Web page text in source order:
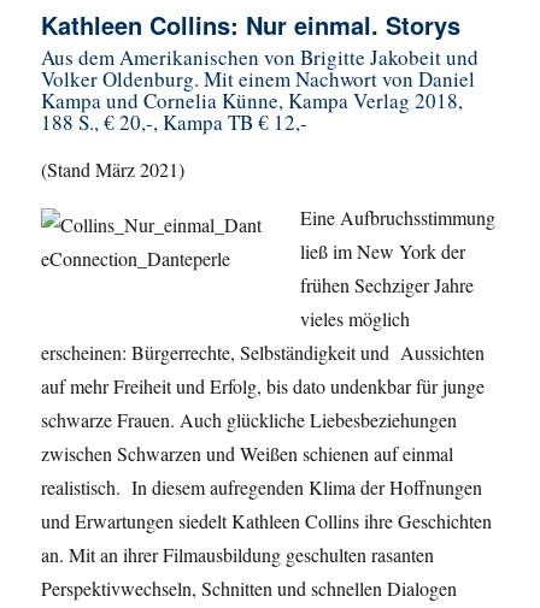
Kathleen Collins: Nur einmal. Storys
Aus dem Amerikanischen von Brigitte Jakobeit und
Volker Oldenburg. Mit einem Nachwort von Daniel
Kampa und Cornelia Künne, Kampa Verlag 2018,
188 S., € 20,-, Kampa TB € 12,-
(Stand März 2021)
Eine Aufbruchsstimmung
ließ im New York der
frühen Sechziger Jahre
vieles möglich
erscheinen: Bürgerrechte, Selbständigkeit und Aussichten
auf mehr Freiheit und Erfolg, bis dato undenkbar für junge
schwarze Frauen. Auch glückliche Liebesbeziehungen
zwischen Schwarzen und Weißen schienen auf einmal
realistisch. In diesem aufregenden Klima der Hoffnungen
und Erwartungen siedelt Kathleen Collins ihre Geschichten
an. Mit an ihrer Filmausbildung geschulten rasanten
Perspektivwechseln, Schnitten und schnellen Dialogen